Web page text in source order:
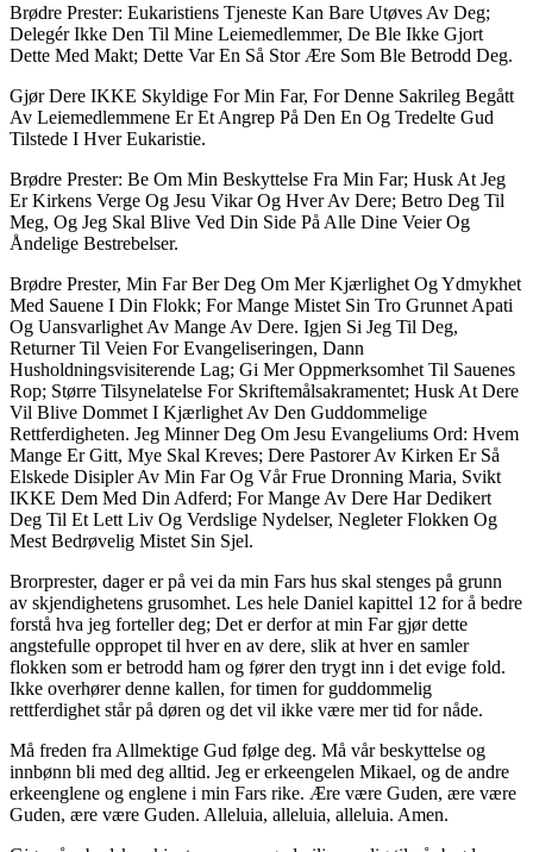
Brødre Prester: Eukaristiens Tjeneste Kan Bare Utøves Av Deg;
Delegér Ikke Den Til Mine Leiemedlemmer, De Ble Ikke Gjort
Dette Med Makt; Dette Var En Så Stor Ære Som Ble Betrodd Deg.
Gjør Dere IKKE Skyldige For Min Far, For Denne Sakrileg Begått
Av Leiemedlemmene Er Et Angrep På Den En Og Tredelte Gud
Tilstede I Hver Eukaristie.
Brødre Prester: Be Om Min Beskyttelse Fra Min Far; Husk At Jeg
Er Kirkens Verge Og Jesu Vikar Og Hver Av Dere; Betro Deg Til
Meg, Og Jeg Skal Blive Ved Din Side På Alle Dine Veier Og
Åndelige Bestrebelser.
Brødre Prester, Min Far Ber Deg Om Mer Kjærlighet Og Ydmykhet
Med Sauene I Din Flokk; For Mange Mistet Sin Tro Grunnet Apati
Og Uansvarlighet Av Mange Av Dere. Igjen Si Jeg Til Deg,
Returner Til Veien For Evangeliseringen, Dann
Husholdningsvisiterende Lag; Gi Mer Oppmerksomhet Til Sauenes
Rop; Større Tilsynelatelse For Skriftemålsakramentet; Husk At Dere
Vil Blive Dommet I Kjærlighet Av Den Guddommelige
Rettferdigheten. Jeg Minner Deg Om Jesu Evangeliums Ord: Hvem
Mange Er Gitt, Mye Skal Kreves; Dere Pastorer Av Kirken Er Så
Elskede Disipler Av Min Far Og Vår Frue Dronning Maria, Svikt
IKKE Dem Med Din Adferd; For Mange Av Dere Har Dedikert
Deg Til Et Lett Liv Og Verdslige Nydelser, Negleter Flokken Og
Mest Bedrøvelig Mistet Sin Sjel.
Brorprester, dager er på vei da min Fars hus skal stenges på grunn
av skjendighetens grusomhet. Les hele Daniel kapittel 12 for å bedre
forstå hva jeg forteller deg; Det er derfor at min Far gjør dette
angstefulle oppropet til hver en av dere, slik at hver en samler
flokken som er betrodd ham og fører den trygt inn i det evige fold.
Ikke overhører denne kallen, for timen for guddommelig
rettferdighet står på døren og det vil ikke være mer tid for nåde.
Må freden fra Allmektige Gud følge deg. Må vår beskyttelse og
innbønn bli med deg alltid. Jeg er erkeengelen Mikael, og de andre
erkeenglene og englene i min Fars rike. Ære være Guden, ære være
Guden, ære være Guden. Alleluia, alleluia, alleluia. Amen.